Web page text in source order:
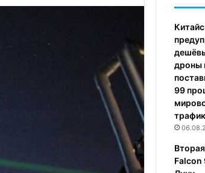
дроны
99
Falcon